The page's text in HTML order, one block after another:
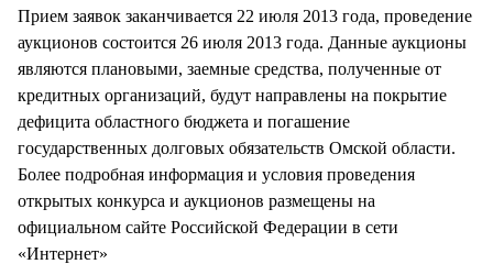
Прием заявок заканчивается 22 июля 2013 года, проведение
аукционов состоится 26 июля 2013 года. Данные аукционы
являются плановыми, заемные средства, полученные от
кредитных организаций, будут направлены на покрытие
дефицита областного бюджета и погашение
государственных долговых обязательств Омской области.
Более подробная информация и условия проведения
открытых конкурса и аукционов размещены на
официальном сайте Российской Федерации в сети
«Интернет»